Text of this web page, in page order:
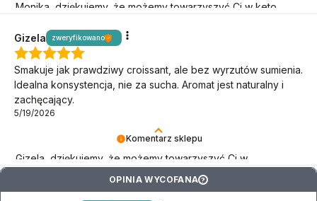
Monika, dziękujemy, że możemy towarzyszyć Ci w keto
Komentarz sklepu
Gizela, dziękujemy, że możemy towarzyszyć Ci w
Gizela zweryfikowano
Smakuje jak prawdziwy croissant, ale bez wyrzutów sumienia.
Idealna konsystencja, nie za sucha. Aromat jest naturalny i
zachęcający.
5/19/2026
OPINIA WYCOFANA ?